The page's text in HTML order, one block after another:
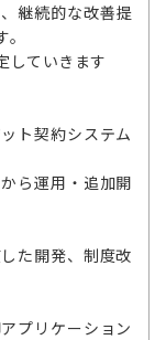
継続的な改善提
していきます
ト契約システム
ら運用・追加開
た開発、制度改
プリケーション